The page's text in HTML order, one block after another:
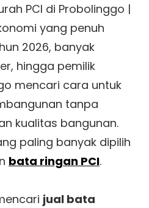
PCI di Probolinggo |
yang penuh
2026, banyak
hingga pemilik
mencari cara untuk
tanpa
kualitas bangunan.
paling banyak dipilih
bata ringan PCI.
jual bata